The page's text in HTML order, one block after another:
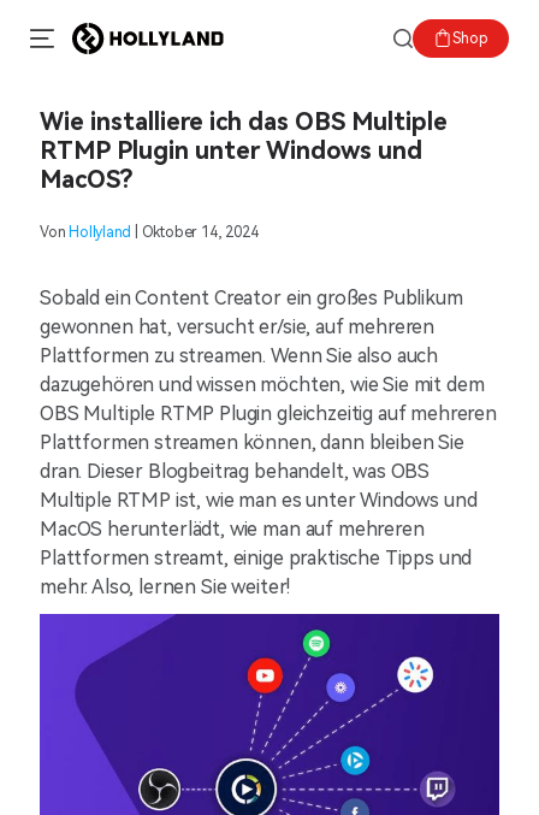
Shop
Wie installiere ich das OBS Multiple
RTMP Plugin unter Windows und
MacOS?
Von Hollyland | Oktober 14, 2024
Sobald ein Content Creator ein großes Publikum
gewonnen hat, versucht er/sie, auf mehreren
Plattformen zu streamen. Wenn Sie also auch
dazugehören und wissen möchten, wie Sie mit dem
OBS Multiple RTMP Plugin gleichzeitig auf mehreren
Plattformen streamen können, dann bleiben Sie
dran. Dieser Blogbeitrag behandelt, was OBS
Multiple RTMP ist, wie man es unter Windows und
MacOS herunterlädt, wie man auf mehreren
Plattformen streamt, einige praktische Tipps und
mehr. Also, lernen Sie weiter!